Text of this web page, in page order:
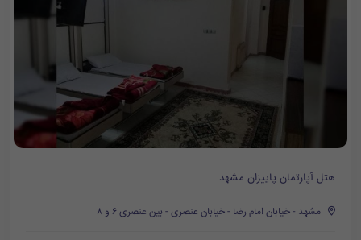
هتل آپارتمان پاییزان مشهد
مشهد - خیابان امام رضا - خیابان عنصری - بین عنصری ۶ و ۸